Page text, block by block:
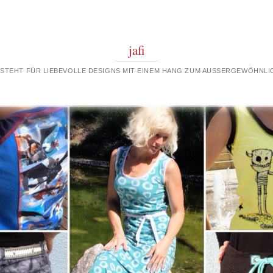
jafi
FÜR LIEBEVOLLE DESIGNS MIT EINEM HANG ZUM